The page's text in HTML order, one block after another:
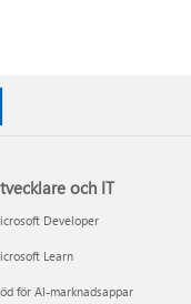
och IT
Developer
Learn
för AI-marknadsappar